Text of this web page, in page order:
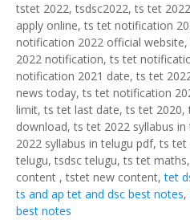
tstet 2022, tsdsc2022, ts tet
apply online, ts tet notification
notification 2022 official
2022 notification, ts tet
notification 2021 date, ts tet
news today, ts tet notification
limit, ts tet last date, ts tet 2020,
download, ts tet 2022 syllabus
2022 syllabus in telugu pdf, ts
telugu, tsdsc telugu, ts tet
content , tstet new content,tet
ts and ap tet and dsc best notes,
best notes